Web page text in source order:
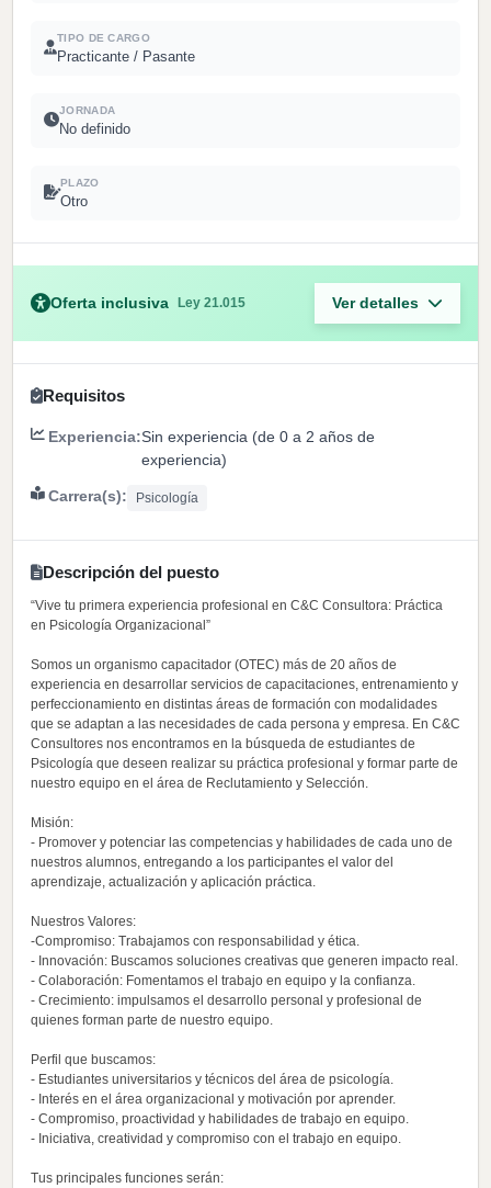
TIPO DE CARGO
Practicante / Pasante
JORNADA
No definido
PLAZO
Otro
Oferta inclusiva Ley 21.015 Ver detalles
Requisitos
Experiencia:Sin experiencia (de 0 a 2 años de
experiencia)
Carrera(s): Psicología
Descripción del puesto
“Vive tu primera experiencia profesional en C&C Consultora: Práctica
en Psicología Organizacional”
Somos un organismo capacitador (OTEC) más de 20 años de
experiencia en desarrollar servicios de capacitaciones, entrenamiento y
perfeccionamiento en distintas áreas de formación con modalidades
que se adaptan a las necesidades de cada persona y empresa. En C&C
Consultores nos encontramos en la búsqueda de estudiantes de
Psicología que deseen realizar su práctica profesional y formar parte de
nuestro equipo en el área de Reclutamiento y Selección.
Misión:
- Promover y potenciar las competencias y habilidades de cada uno de
nuestros alumnos, entregando a los participantes el valor del
aprendizaje, actualización y aplicación práctica.
Nuestros Valores:
-Compromiso: Trabajamos con responsabilidad y ética.
- Innovación: Buscamos soluciones creativas que generen impacto real.
- Colaboración: Fomentamos el trabajo en equipo y la confianza.
- Crecimiento: impulsamos el desarrollo personal y profesional de
quienes forman parte de nuestro equipo.
Perfil que buscamos:
- Estudiantes universitarios y técnicos del área de psicología.
- Interés en el área organizacional y motivación por aprender.
- Compromiso, proactividad y habilidades de trabajo en equipo.
- Iniciativa, creatividad y compromiso con el trabajo en equipo.
Tus principales funciones serán: